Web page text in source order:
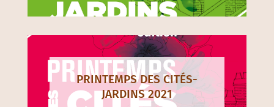
PRINTEMPS DES CITÉS-
JARDINS 2021